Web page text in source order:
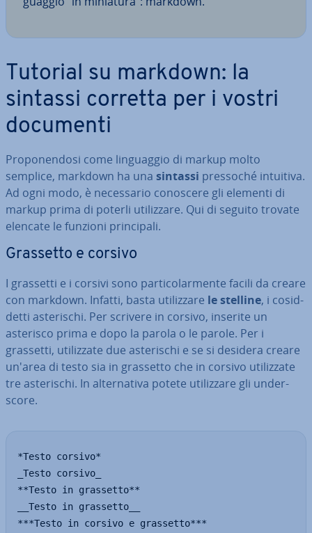
Tutorial su markdown: la
sintassi corretta per i vostri
documenti
Pro­po­nen­do­si come lin­guag­gio di markup molto
semplice, markdown ha una sintassi pressoché intuitiva.
Ad ogni modo, è ne­ces­sa­rio conoscere gli elementi di
markup prima di poterli uti­liz­za­re. Qui di seguito trovate
elencate le funzioni prin­ci­pa­li.
Grassetto e corsivo
I grassetti e i corsivi sono par­ti­co­lar­men­te facili da creare
con markdown. Infatti, basta uti­liz­za­re le stelline, i co­sid­
det­ti aste­ri­schi. Per scrivere in corsivo, inserite un
asterisco prima e dopo la parola o le parole. Per i
grassetti, uti­liz­za­te due aste­ri­schi e se si desidera creare
un'area di testo sia in grassetto che in corsivo uti­liz­za­te
tre aste­ri­schi. In al­ter­na­ti­va potete uti­liz­za­re gli un­der­
sco­re.
*Testo corsivo*
_Testo corsivo_
**Testo in grassetto**
__Testo in grassetto__
***Testo in corsivo e grassetto***